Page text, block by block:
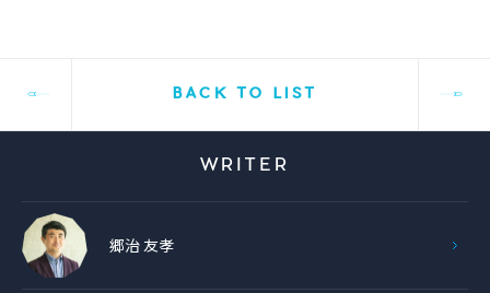
BACK TO LIST
WRITER
郷治 友孝